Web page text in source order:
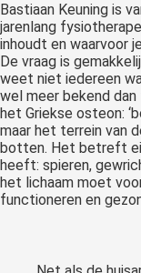
Bastiaan Keuning is
jarenlang
inhoudt en waarvoor
De vraag is
weet niet iedereen
wel meer bekend
het Griekse osteon:
maar het terrein van
botten. Het betreft
heeft: spieren,
het lichaam moet
functioneren en